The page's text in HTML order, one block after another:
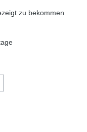
zu bekommen